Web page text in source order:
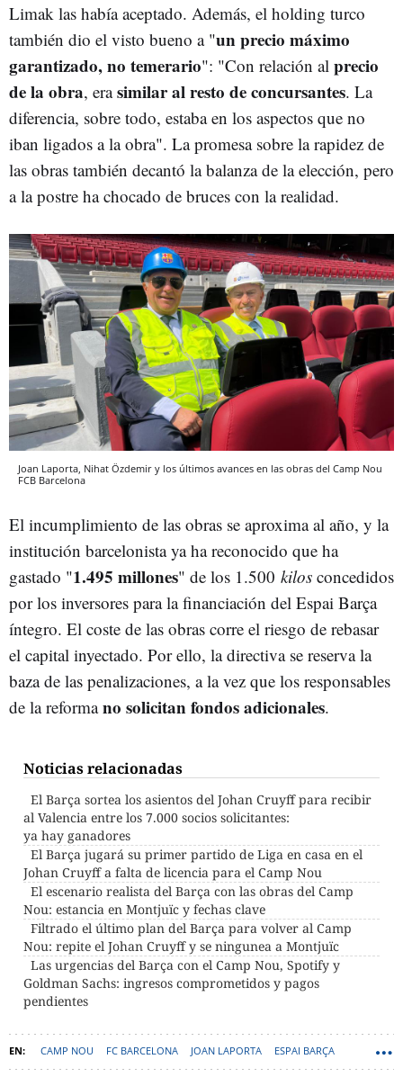
Limak las había aceptado. Además, el holding turco
también dio el visto bueno a "un precio máximo
garantizado, no temerario": "Con relación al precio
de la obra, erasimilar al resto de concursantes. La
diferencia, sobre todo, estaba en los aspectos que no
iban ligados a la obra". La promesa sobre la rapidez de
las obras también decantó la balanza de la elección, pero
a la postre ha chocado de bruces con la realidad.
Joan Laporta, Nihat Özdemir y los últimos avances en las obras del Camp Nou
FCB Barcelona
El incumplimiento de las obras se aproxima al año, y la
institución barcelonista ya ha reconocido que ha
gastado "1.495 millones" de los 1.500 kilos concedidos
por los inversores para la financiación del Espai Barça
íntegro. El coste de las obras corre el riesgo de rebasar
el capital inyectado. Por ello, la directiva se reserva la
baza de las penalizaciones, a la vez que los responsables
de la reformano solicitan fondos adicionales.
Noticias relacionadas
El Barça sortea los asientos del Johan Cruyff para recibir
al Valencia entre los 7.000 socios solicitantes:
ya hay ganadores
El Barça jugará su primer partido de Liga en casa en el
Johan Cruyff a falta de licencia para el Camp Nou
El escenario realista del Barça con las obras del Camp
Nou: estancia en Montjuïc y fechas clave
Filtrado el último plan del Barça para volver al Camp
Nou: repite el Johan Cruyff y se ningunea a Montjuïc
Las urgencias del Barça con el Camp Nou, Spotify y
Goldman Sachs: ingresos comprometidos y pagos
pendientes
CAMP NOU FC BARCELONA JOAN LAPORTA ESPAI BARÇA